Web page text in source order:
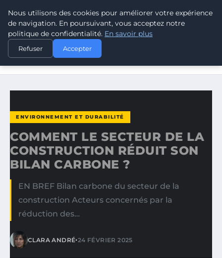
CLIMATE RESPONSE BLOG
ACCUEIL
ENVIRONNEMENT ET DURABILITÉ
COMMENT LE SECTEUR DE LA CONSTRUCTION RÉDUIT SON
ENVIRONNEMENT ET DURABILITÉ
COMMENT LE SECTEUR DE LA
CONSTRUCTION RÉDUIT SON
BILAN CARBONE ?
EN BREF Bilan carbone du secteur de la
construction Acteurs concernés par la
réduction des…
CLARA ANDRÉ•24 FÉVRIER 2025
Nous utilisons des cookies pour améliorer votre expérience
de navigation. En poursuivant, vous acceptez notre
politique de confidentialité. En savoir plus
Refuser Accepter